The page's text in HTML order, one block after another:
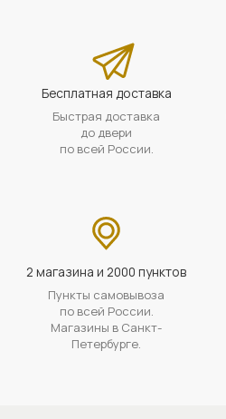
Бесплатная доставка
Быстрая доставка
до двери
по всей России.
2 магазина и 2000 пунктов
Пункты самовывоза
по всей России.
Магазины в Санкт-
Петербурге.